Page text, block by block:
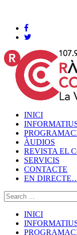
INICI
ÀUDIOS
REVISTA EL
SERVICIS
CONTACTE
EN
INICI